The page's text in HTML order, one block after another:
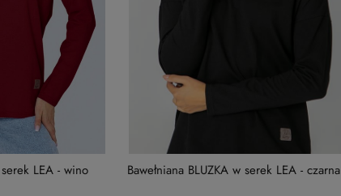
serek LEA - wino Bawełniana BLUZKA w serek LEA - czarna